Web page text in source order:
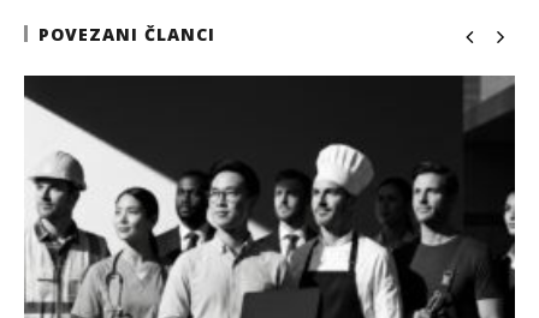
POVEZANI ČLANCI